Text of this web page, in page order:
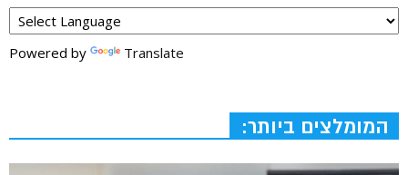
Powered by Translate
המומלצים ביותר: